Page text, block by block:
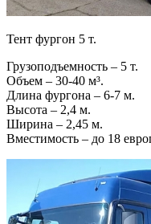
Тент фургон 5 т.
Грузоподъемность – 5 т.
Объем – 30-40 м³.
Длина фургона – 6-7 м.
Высота – 2,4 м.
Ширина – 2,45 м.
Вместимость – до 18